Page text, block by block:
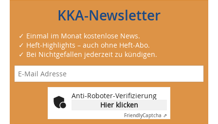
KKA-Newsletter
✓ Einmal im Monat kostenlose News.
✓ Heft-Highlights – auch ohne Heft-Abo.
✓ Bei Nichtgefallen jederzeit zu kündigen.
Anti-Roboter-Verifizierung
Hier klicken
FriendlyCaptcha ⇗